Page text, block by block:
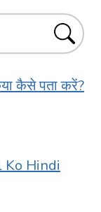
कैसे पता करें?
Ko Hindi